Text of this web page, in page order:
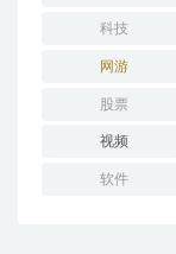
科技
网游
股票
视频
软件